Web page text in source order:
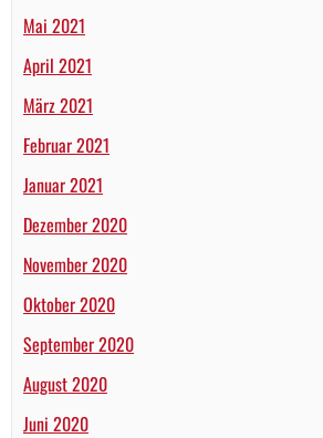
Mai 2021
April 2021
März 2021
Februar 2021
Januar 2021
Dezember 2020
November 2020
Oktober 2020
September 2020
August 2020
Juni 2020